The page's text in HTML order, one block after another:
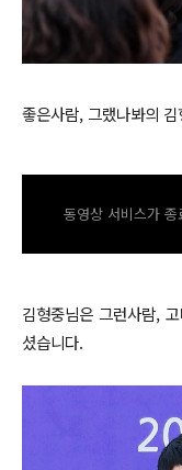
좋은사람, 그랬나봐의
동영상 서비스가
김형중님은 그런사람,
셨습니다.